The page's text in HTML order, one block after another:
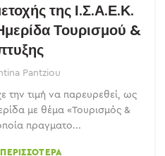
της Ι.Σ.Α.Ε.Κ.
Τουρισμού &
Pantziou
την τιμή να παρευρεθεί, ως
με θέμα «Τουρισμός &
πραγματο...